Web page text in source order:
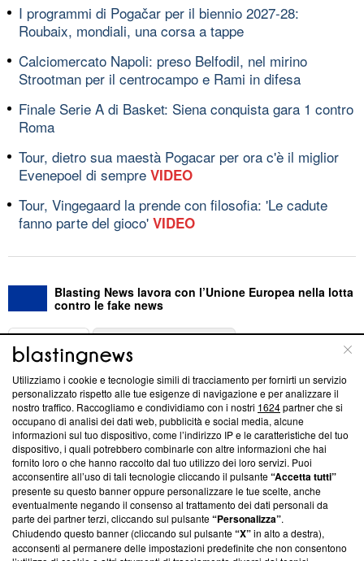
I programmi di Pogačar per il biennio 2027-28:
Roubaix, mondiali, una corsa a tappe
Calciomercato Napoli: preso Belfodil, nel mirino
Strootman per il centrocampo e Rami in difesa
Finale Serie A di Basket: Siena conquista gara 1 contro
Roma
Tour, dietro sua maestà Pogacar per ora c'è il miglior
Evenepoel di sempre VIDEO
Tour, Vingegaard la prende con filosofia: 'Le cadute
fanno parte del gioco' VIDEO
Blasting News lavora con l’Unione Europea nella lotta
contro le fake news
ABOUT
Questa sezione offre informazioni trasparenti su Blasting
News, sui nostri processi editoriali e su come ci impegniamo a
creare news di qualità. Inoltre, afferma la nostra aderenza a
‘Trust Project - News with Integrity’Blasting News non è
ancora membro del programma, ma ha richiesto di farne
parte; Trust Project non ha ancora effettuato una verifica di
conformità agli standard.
Su di noi
Team editoriale
Utilizziamo i cookie e tecnologie simili di tracciamento per fornirti un servizio
personalizzato rispetto alle tue esigenze di navigazione e per analizzare il
nostro traffico. Raccogliamo e condividiamo con i nostri 1624partner che si
occupano di analisi dei dati web, pubblicità e social media, alcune
informazioni sul tuo dispositivo, come l’indirizzo IP e le caratteristiche del tuo
dispositivo, i quali potrebbero combinarle con altre informazioni che hai
fornito loro o che hanno raccolto dal tuo utilizzo dei loro servizi. Puoi
acconsentire all’uso di tali tecnologie cliccando il pulsante“Accetta tutti”
presente su questo banner oppure personalizzare le tue scelte, anche
eventualmente negando il consenso al trattamento dei dati personali da
parte dei partner terzi, cliccando sul pulsante“Personalizza”.
Chiudendo questo banner (cliccando sul pulsante“X”in alto a destra),
acconsenti al permanere delle impostazioni predefinite che non consentono